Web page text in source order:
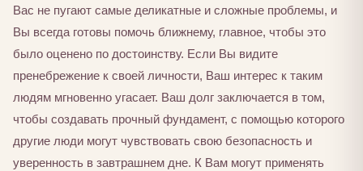
Вас не пугают самые деликатные и сложные проблемы, и
Вы всегда готовы помочь ближнему, главное, чтобы это
было оценено по достоинству. Если Вы видите
пренебрежение к своей личности, Ваш интерес к таким
людям мгновенно угасает. Ваш долг заключается в том,
чтобы создавать прочный фундамент, с помощью которого
другие люди могут чувствовать свою безопасность и
уверенность в завтрашнем дне. К Вам могут применять